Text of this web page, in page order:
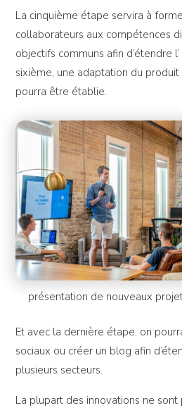
La cinquième étape servira à
collaborateurs aux compétences
objectifs communs afin d’étendre
sixième, une adaptation du produit
pourra être établie.
présentation de nouveaux
Et avec la dernière étape, on
sociaux ou créer un blog afin
plusieurs secteurs.
La plupart des innovations ne